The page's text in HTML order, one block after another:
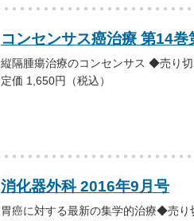
コンセンサス癌治療 第14巻
縦隔腫瘍治療のコンセンサス ◆売り
定価 1,650円（税込）
消化器外科 2016年9月号
胃癌に対する最新の集学的治療◆売